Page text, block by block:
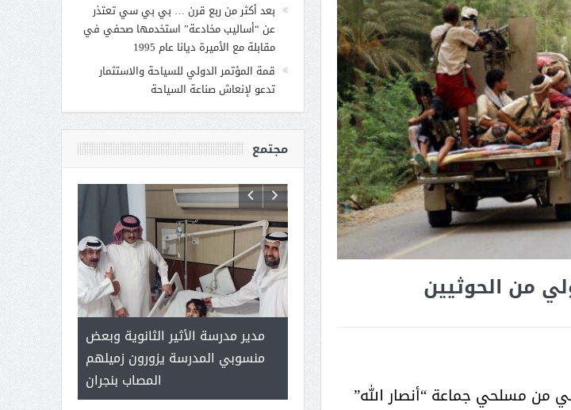
من الحوثيين
من مسلحي جماعة “أنصار الله”
بعد أكثر من ربع قرن … بي بي سي تعتذر
عن “أساليب مخادعة” استخدمها صحفي في
مقابلة مع الأميرة ديانا عام 1995
قمة المؤتمر الدولي للسياحة والاستثمار
تدعو لإنعاش صناعة السياحة
مجتمع
( محمد
مدير مدرسة الأثير الثانوية وبعض
منسوبي المدرسة يزورون زميلهم
المصاب بنجران
الأميرة (نجود بنت هذلول ) .. ميراث
العطاء